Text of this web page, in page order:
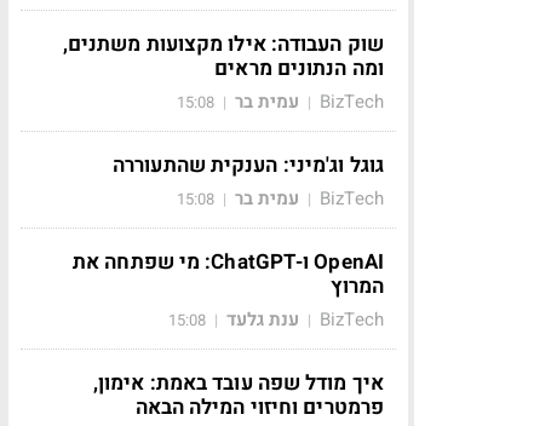
שוק העבודה: אילו מקצועות משתנים,
ומה הנתונים מראים
BizTech
| עמית בר |
15:08
גוגל וג'מיני: הענקית שהתעוררה
BizTech
| עמית בר |
15:08
OpenAI ו-ChatGPT: מי שפתחה את
המרוץ
BizTech
| ענת גלעד |
15:08
איך מודל שפה עובד באמת: אימון,
פרמטרים וחיזוי המילה הבאה